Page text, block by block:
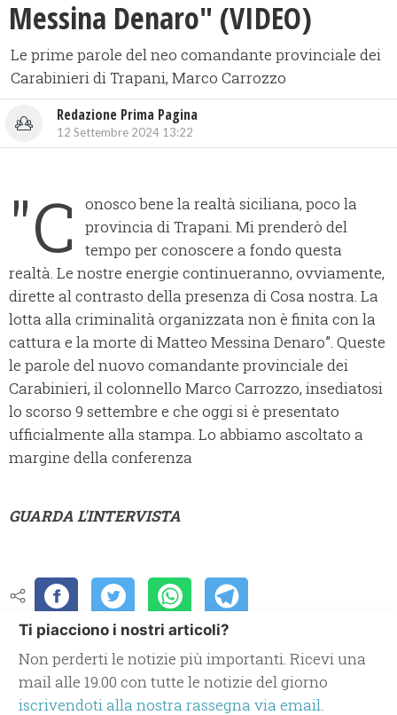
Messina Denaro" (VIDEO)
Le prime parole del neo comandante provinciale dei
Carabinieri di Trapani, Marco Carrozzo
Redazione Prima Pagina
12 Settembre 2024 13:22
"C
onosco bene la realtà siciliana, poco la
provincia di Trapani. Mi prenderò del
tempo per conoscere a fondo questa
realtà. Le nostre energie continueranno, ovviamente,
dirette al contrasto della presenza di Cosa nostra. La
lotta alla criminalità organizzata non è finita con la
cattura e la morte di Matteo Messina Denaro”. Queste
le parole del nuovo comandante provinciale dei
Carabinieri, il colonnello Marco Carrozzo, insediatosi
lo scorso 9 settembre e che oggi si è presentato
ufficialmente alla stampa. Lo abbiamo ascoltato a
margine della conferenza
GUARDA L'INTERVISTA
Ti piacciono i nostri articoli?
Non perderti le notizie più importanti. Ricevi una
mail alle 19.00 con tutte le notizie del giorno
iscrivendoti alla nostra rassegna via email.